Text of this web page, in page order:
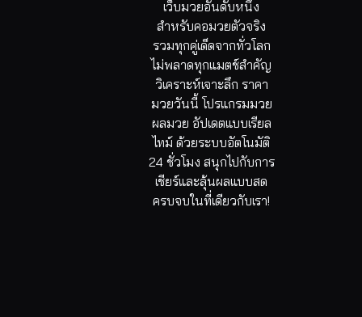
เว็บมวยอันดับหนึ่ง
สำหรับคอมวยตัวจริง
รวมทุกคู่เด็ดจากทั่วโลก
ไม่พลาดทุกแมตช์สำคัญ
วิเคราะห์เจาะลึก ราคา
มวยวันนี้ โปรแกรมมวย
ผลมวย อัปเดตแบบเรียล
ไทม์ ด้วยระบบอัตโนมัติ
24 ชั่วโมง สนุกไปกับการ
เชียร์และลุ้นผลแบบสด
ครบจบในที่เดียวกับเรา!